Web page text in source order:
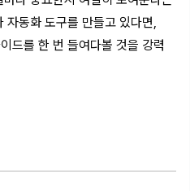
자동화 도구를 만들고 있다면,
드를 한 번 들여다볼 것을 강력